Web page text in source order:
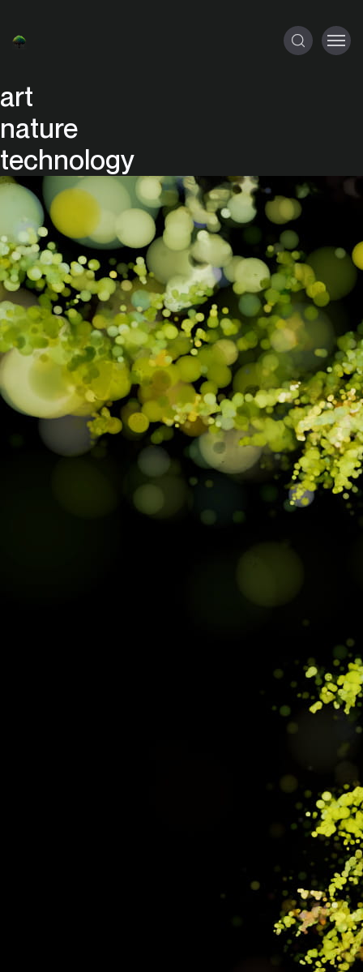
art
nature
technology